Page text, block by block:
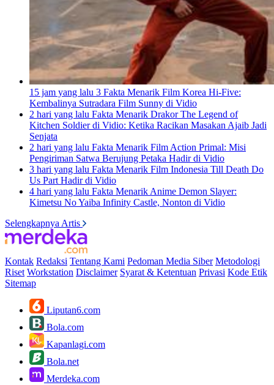
15 jam yang lalu 3 Fakta Menarik Film Korea Hi-Five:
Kembalinya Sutradara Film Sunny di Vidio
2 hari yang lalu Fakta Menarik Drakor The Legend of
Kitchen Soldier di Vidio: Ketika Racikan Masakan Ajaib Jadi
Senjata
2 hari yang lalu Fakta Menarik Film Action Primal: Misi
Pengiriman Satwa Berujung Petaka Hadir di Vidio
3 hari yang lalu Fakta Menarik Film Indonesia Till Death Do
Us Part Hadir di Vidio
4 hari yang lalu Fakta Menarik Anime Demon Slayer:
Kimetsu No Yaiba Infinity Castle, Nonton di Vidio
Selengkapnya Artis
Kontak Redaksi Tentang Kami Pedoman Media Siber Metodologi
Riset Workstation Disclaimer Syarat & Ketentuan Privasi Kode Etik
Sitemap
Liputan6.com
Bola.com
Kapanlagi.com
Bola.net
Merdeka.com